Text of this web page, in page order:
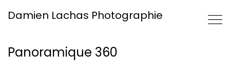
Damien Lachas Photographie
Panoramique 360